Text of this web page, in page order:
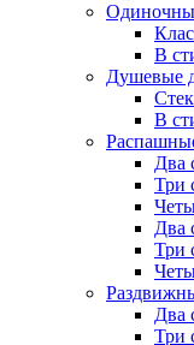
В
Душевые
В
Два
Три
Два
Три
Два
Три